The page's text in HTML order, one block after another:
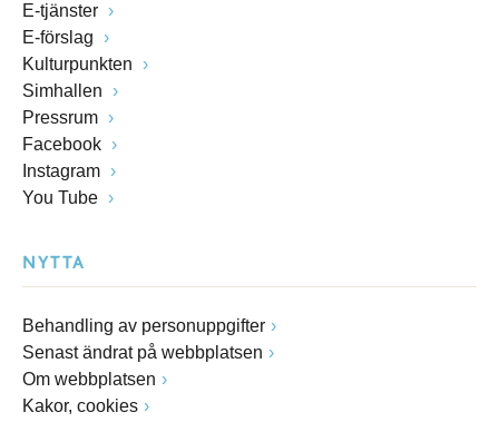
E-tjänster
E-förslag
Kulturpunkten
Simhallen
Pressrum
Facebook
Instagram
You Tube
NYTTA
Behandling av personuppgifter
Senast ändrat på webbplatsen
Om webbplatsen
Kakor, cookies